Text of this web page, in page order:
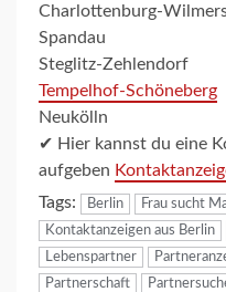
Charlottenburg-
Spandau
Steglitz-Zehlendorf
Tempelhof-Schöneberg
Neukölln
✔ Hier kannst du eine
aufgeben
Tags:
Berlin Frau sucht
Kontaktanzeigen aus Berlin
Lebenspartner
Partnerschaft